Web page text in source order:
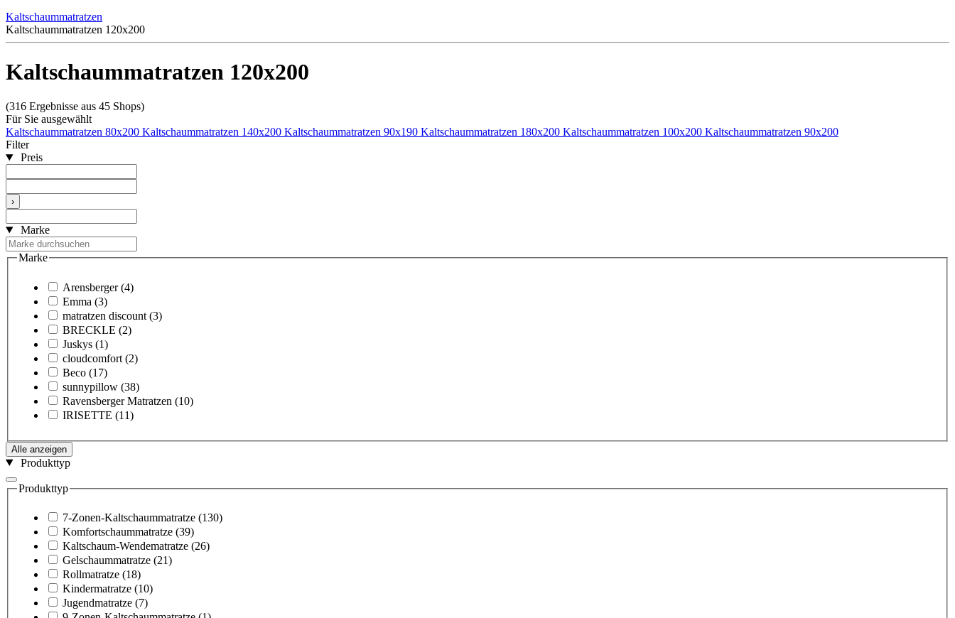
Kaltschaummatratzen
Kaltschaummatratzen 120x200
Kaltschaummatratzen 120x200
(316 Ergebnisse aus 45 Shops)
Für Sie ausgewählt
Kaltschaummatratzen 80x200 Kaltschaummatratzen 140x200 Kaltschaummatratzen 90x190 Kaltschaummatratzen 180x200 Kaltschaummatratzen 100x200 Kaltschaummatratzen 90x200
Filter
Preis
›
Marke
Marke
Arensberger (4)
Emma (3)
matratzen discount (3)
BRECKLE (2)
Juskys (1)
cloudcomfort (2)
Beco (17)
sunnypillow (38)
Ravensberger Matratzen (10)
IRISETTE (11)
Alle anzeigen
Produkttyp
Produkttyp
7-Zonen-Kaltschaummatratze (130)
Komfortschaummatratze (39)
Kaltschaum-Wendematratze (26)
Gelschaummatratze (21)
Rollmatratze (18)
Kindermatratze (10)
Jugendmatratze (7)